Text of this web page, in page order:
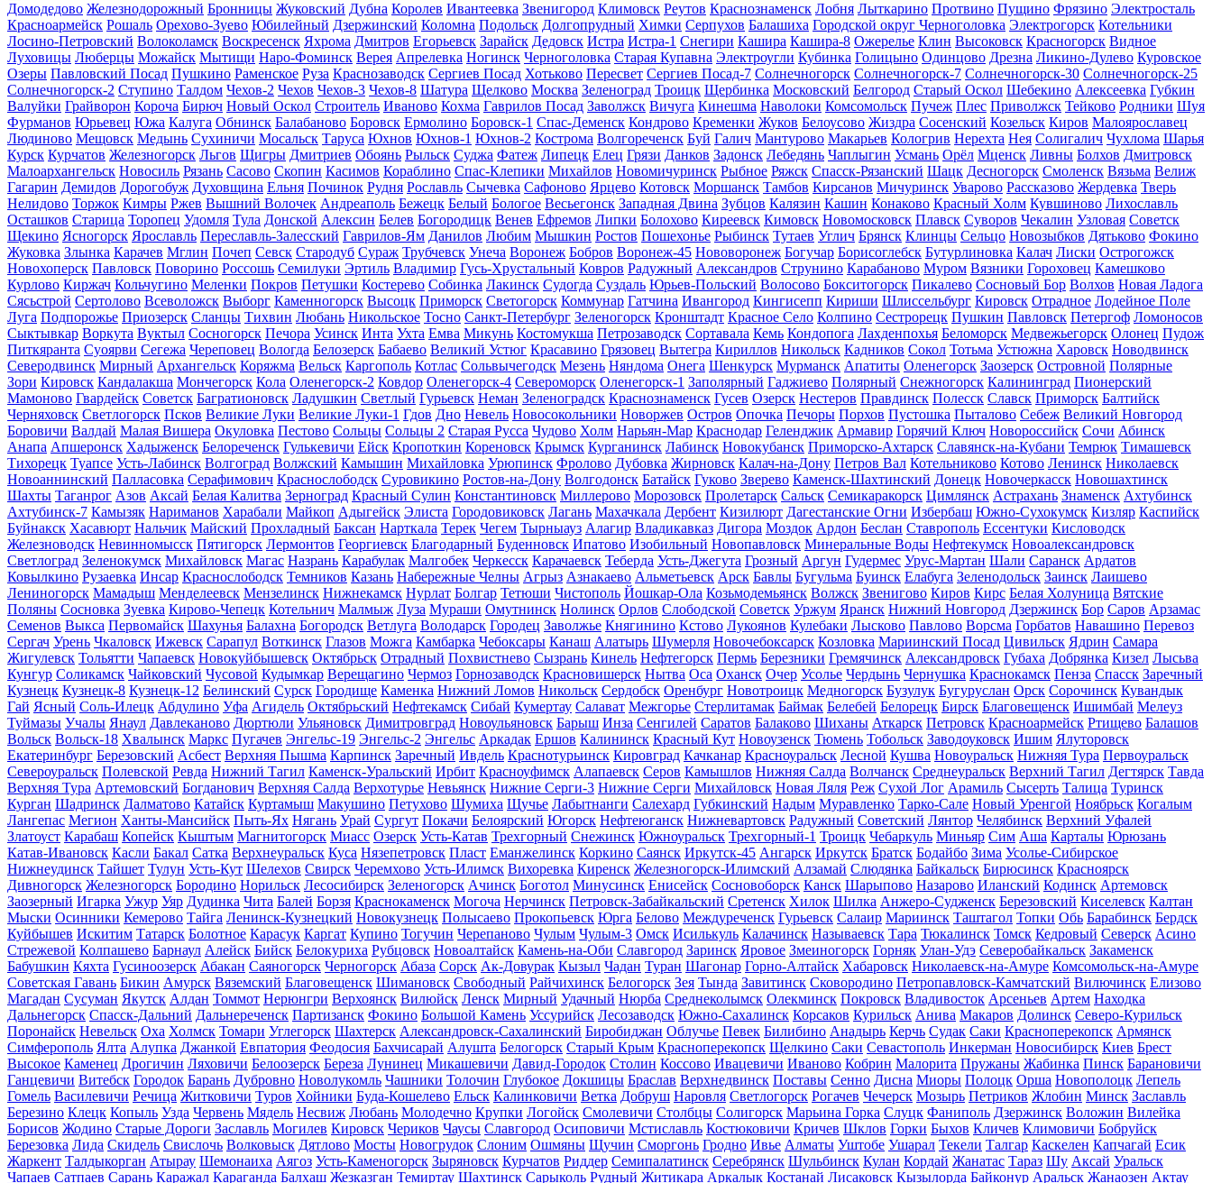
Домодедово Железнодорожный Бронницы Жуковский Дубна Королев Ивантеевка Звенигород Климовск Реутов Краснознаменск Лобня Лыткарино Протвино Пущино Фрязино Электросталь
Красноармейск Рошаль Орехово-Зуево Юбилейный Дзержинский Коломна Подольск Долгопрудный Химки Серпухов Балашиха Городской округ Черноголовка Электрогорск Котельники
Лосино-Петровский Волоколамск Воскресенск Яхрома Дмитров Егорьевск Зарайск Дедовск Истра Истра-1 Снегири Кашира Кашира-8 Ожерелье Клин Высоковск Красногорск Видное
Луховицы Люберцы Можайск Мытищи Наро-Фоминск Верея Апрелевка Ногинск Черноголовка Старая Купавна Электроугли Кубинка Голицыно Одинцово Дрезна Ликино-Дулево Куровское
Озеры Павловский Посад Пушкино Раменское Руза Краснозаводск Сергиев Посад Хотьково Пересвет Сергиев Посад-7 Солнечногорск Солнечногорск-7 Солнечногорск-30 Солнечногорск-25
Солнечногорск-2 Ступино Талдом Чехов-2 Чехов Чехов-3 Чехов-8 Шатура Щелково Москва Зеленоград Троицк Щербинка Московский Белгород Старый Оскол Шебекино Алексеевка Губкин
Валуйки Грайворон Короча Бирюч Новый Оскол Строитель Иваново Кохма Гаврилов Посад Заволжск Вичуга Кинешма Наволоки Комсомольск Пучеж Плес Приволжск Тейково Родники Шуя
Фурманов Юрьевец Южа Калуга Обнинск Балабаново Боровск Ермолино Боровск-1 Спас-Деменск Кондрово Кременки Жуков Белоусово Жиздра Сосенский Козельск Киров Малоярославец
Людиново Мещовск Медынь Сухиничи Мосальск Таруса Юхнов Юхнов-1 Юхнов-2 Кострома Волгореченск Буй Галич Мантурово Макарьев Кологрив Нерехта Нея Солигалич Чухлома Шарья
Курск Курчатов Железногорск Льгов Щигры Дмитриев Обоянь Рыльск Суджа Фатеж Липецк Елец Грязи Данков Задонск Лебедянь Чаплыгин Усмань Орёл Мценск Ливны Болхов Дмитровск
Малоархангельск Новосиль Рязань Сасово Скопин Касимов Кораблино Спас-Клепики Михайлов Новомичуринск Рыбное Ряжск Спасск-Рязанский Шацк Десногорск Смоленск Вязьма Велиж
Гагарин Демидов Дорогобуж Духовщина Ельня Починок Рудня Рославль Сычевка Сафоново Ярцево Котовск Моршанск Тамбов Кирсанов Мичуринск Уварово Рассказово Жердевка Тверь
Нелидово Торжок Кимры Ржев Вышний Волочек Андреаполь Бежецк Белый Бологое Весьегонск Западная Двина Зубцов Калязин Кашин Конаково Красный Холм Кувшиново Лихославль
Осташков Старица Торопец Удомля Тула Донской Алексин Белев Богородицк Венев Ефремов Липки Болохово Киреевск Кимовск Новомосковск Плавск Суворов Чекалин Узловая Советск
Щекино Ясногорск Ярославль Переславль-Залесский Гаврилов-Ям Данилов Любим Мышкин Ростов Пошехонье Рыбинск Тутаев Углич Брянск Клинцы Сельцо Новозыбков Дятьково Фокино
Жуковка Злынка Карачев Мглин Почеп Севск Стародуб Сураж Трубчевск Унеча Воронеж Бобров Воронеж-45 Нововоронеж Богучар Борисоглебск Бутурлиновка Калач Лиски Острогожск
Новохоперск Павловск Поворино Россошь Семилуки Эртиль Владимир Гусь-Хрустальный Ковров Радужный Александров Струнино Карабаново Муром Вязники Гороховец Камешково
Курлово Киржач Кольчугино Меленки Покров Петушки Костерево Собинка Лакинск Судогда Суздаль Юрьев-Польский Волосово Бокситогорск Пикалево Сосновый Бор Волхов Новая Ладога
Сясьстрой Сертолово Всеволожск Выборг Каменногорск Высоцк Приморск Светогорск Коммунар Гатчина Ивангород Кингисепп Кириши Шлиссельбург Кировск Отрадное Лодейное Поле
Луга Подпорожье Приозерск Сланцы Тихвин Любань Никольское Тосно Санкт-Петербург Зеленогорск Кронштадт Красное Село Колпино Сестрорецк Пушкин Павловск Петергоф Ломоносов
Сыктывкар Воркута Вуктыл Сосногорск Печора Усинск Инта Ухта Емва Микунь Костомукша Петрозаводск Сортавала Кемь Кондопога Лахденпохья Беломорск Медвежьегорск Олонец Пудож
Питкяранта Суоярви Сегежа Череповец Вологда Белозерск Бабаево Великий Устюг Красавино Грязовец Вытегра Кириллов Никольск Кадников Сокол Тотьма Устюжна Харовск Новодвинск
Северодвинск Мирный Архангельск Коряжма Вельск Каргополь Котлас Сольвычегодск Мезень Няндома Онега Шенкурск Мурманск Апатиты Оленегорск Заозерск Островной Полярные
Зори Кировск Кандалакша Мончегорск Кола Оленегорск-2 Ковдор Оленегорск-4 Североморск Оленегорск-1 Заполярный Гаджиево Полярный Снежногорск Калининград Пионерский
Мамоново Гвардейск Советск Багратионовск Ладушкин Светлый Гурьевск Неман Зеленоградск Краснознаменск Гусев Озерск Нестеров Правдинск Полесск Славск Приморск Балтийск
Черняховск Светлогорск Псков Великие Луки Великие Луки-1 Гдов Дно Невель Новосокольники Новоржев Остров Опочка Печоры Порхов Пустошка Пыталово Себеж Великий Новгород
Боровичи Валдай Малая Вишера Окуловка Пестово Сольцы Сольцы 2 Старая Русса Чудово Холм Нарьян-Мар Краснодар Геленджик Армавир Горячий Ключ Новороссийск Сочи Абинск
Анапа Апшеронск Хадыженск Белореченск Гулькевичи Ейск Кропоткин Кореновск Крымск Курганинск Лабинск Новокубанск Приморско-Ахтарск Славянск-на-Кубани Темрюк Тимашевск
Тихорецк Туапсе Усть-Лабинск Волгоград Волжский Камышин Михайловка Урюпинск Фролово Дубовка Жирновск Калач-на-Дону Петров Вал Котельниково Котово Ленинск Николаевск
Новоаннинский Палласовка Серафимович Краснослободск Суровикино Ростов-на-Дону Волгодонск Батайск Гуково Зверево Каменск-Шахтинский Донецк Новочеркасск Новошахтинск
Шахты Таганрог Азов Аксай Белая Калитва Зерноград Красный Сулин Константиновск Миллерово Морозовск Пролетарск Сальск Семикаракорск Цимлянск Астрахань Знаменск Ахтубинск
Ахтубинск-7 Камызяк Нариманов Харабали Майкоп Адыгейск Элиста Городовиковск Лагань Махачкала Дербент Кизилюрт Дагестанские Огни Избербаш Южно-Сухокумск Кизляр Каспийск
Буйнакск Хасавюрт Нальчик Майский Прохладный Баксан Нарткала Терек Чегем Тырныауз Алагир Владикавказ Дигора Моздок Ардон Беслан Ставрополь Ессентуки Кисловодск
Железноводск Невинномысск Пятигорск Лермонтов Георгиевск Благодарный Буденновск Ипатово Изобильный Новопавловск Минеральные Воды Нефтекумск Новоалександровск
Светлоград Зеленокумск Михайловск Магас Назрань Карабулак Малгобек Черкесск Карачаевск Теберда Усть-Джегута Грозный Аргун Гудермес Урус-Мартан Шали Саранск Ардатов
Ковылкино Рузаевка Инсар Краснослободск Темников Казань Набережные Челны Агрыз Азнакаево Альметьевск Арск Бавлы Бугульма Буинск Елабуга Зеленодольск Заинск Лаишево
Лениногорск Мамадыш Менделеевск Мензелинск Нижнекамск Нурлат Болгар Тетюши Чистополь Йошкар-Ола Козьмодемьянск Волжск Звенигово Киров Кирс Белая Холуница Вятские
Поляны Сосновка Зуевка Кирово-Чепецк Котельнич Малмыж Луза Мураши Омутнинск Нолинск Орлов Слободской Советск Уржум Яранск Нижний Новгород Дзержинск Бор Саров Арзамас
Семенов Выкса Первомайск Шахунья Балахна Богородск Ветлуга Володарск Городец Заволжье Княгинино Кстово Лукоянов Кулебаки Лысково Павлово Ворсма Горбатов Навашино Перевоз
Сергач Урень Чкаловск Ижевск Сарапул Воткинск Глазов Можга Камбарка Чебоксары Канаш Алатырь Шумерля Новочебоксарск Козловка Мариинский Посад Цивильск Ядрин Самара
Жигулевск Тольятти Чапаевск Новокуйбышевск Октябрьск Отрадный Похвистнево Сызрань Кинель Нефтегорск Пермь Березники Гремячинск Александровск Губаха Добрянка Кизел Лысьва
Кунгур Соликамск Чайковский Чусовой Кудымкар Верещагино Чермоз Горнозаводск Красновишерск Нытва Оса Оханск Очер Усолье Чердынь Чернушка Краснокамск Пенза Спасск Заречный
Кузнецк Кузнецк-8 Кузнецк-12 Белинский Сурск Городище Каменка Нижний Ломов Никольск Сердобск Оренбург Новотроицк Медногорск Бузулук Бугуруслан Орск Сорочинск Кувандык
Гай Ясный Соль-Илецк Абдулино Уфа Агидель Октябрьский Нефтекамск Сибай Кумертау Салават Межгорье Стерлитамак Баймак Белебей Белорецк Бирск Благовещенск Ишимбай Мелеуз
Туймазы Учалы Янаул Давлеканово Дюртюли Ульяновск Димитровград Новоульяновск Барыш Инза Сенгилей Саратов Балаково Шиханы Аткарск Петровск Красноармейск Ртищево Балашов
Вольск Вольск-18 Хвалынск Маркс Пугачев Энгельс-19 Энгельс-2 Энгельс Аркадак Ершов Калининск Красный Кут Новоузенск Тюмень Тобольск Заводоуковск Ишим Ялуторовск
Екатеринбург Березовский Асбест Верхняя Пышма Карпинск Заречный Ивдель Краснотурьинск Кировград Качканар Красноуральск Лесной Кушва Новоуральск Нижняя Тура Первоуральск
Североуральск Полевской Ревда Нижний Тагил Каменск-Уральский Ирбит Красноуфимск Алапаевск Серов Камышлов Нижняя Салда Волчанск Среднеуральск Верхний Тагил Дегтярск Тавда
Верхняя Тура Артемовский Богданович Верхняя Салда Верхотурье Невьянск Нижние Серги-3 Нижние Серги Михайловск Новая Ляля Реж Сухой Лог Арамиль Сысерть Талица Туринск
Курган Шадринск Далматово Катайск Куртамыш Макушино Петухово Шумиха Щучье Лабытнанги Салехард Губкинский Надым Муравленко Тарко-Сале Новый Уренгой Ноябрьск Когалым
Лангепас Мегион Ханты-Мансийск Пыть-Ях Нягань Урай Сургут Покачи Белоярский Югорск Нефтеюганск Нижневартовск Радужный Советский Лянтор Челябинск Верхний Уфалей
Златоуст Карабаш Копейск Кыштым Магнитогорск Миасс Озерск Усть-Катав Трехгорный Снежинск Южноуральск Трехгорный-1 Троицк Чебаркуль Миньяр Сим Аша Карталы Юрюзань
Катав-Ивановск Касли Бакал Сатка Верхнеуральск Куса Нязепетровск Пласт Еманжелинск Коркино Саянск Иркутск-45 Ангарск Иркутск Братск Бодайбо Зима Усолье-Сибирское
Нижнеудинск Тайшет Тулун Усть-Кут Шелехов Свирск Черемхово Усть-Илимск Вихоревка Киренск Железногорск-Илимский Алзамай Слюдянка Байкальск Бирюсинск Красноярск
Дивногорск Железногорск Бородино Норильск Лесосибирск Зеленогорск Ачинск Боготол Минусинск Енисейск Сосновоборск Канск Шарыпово Назарово Иланский Кодинск Артемовск
Заозерный Игарка Ужур Уяр Дудинка Чита Балей Борзя Краснокаменск Могоча Нерчинск Петровск-Забайкальский Сретенск Хилок Шилка Анжеро-Судженск Березовский Киселевск Калтан
Мыски Осинники Кемерово Тайга Ленинск-Кузнецкий Новокузнецк Полысаево Прокопьевск Юрга Белово Междуреченск Гурьевск Салаир Мариинск Таштагол Топки Обь Барабинск Бердск
Куйбышев Искитим Татарск Болотное Карасук Каргат Купино Тогучин Черепаново Чулым Чулым-3 Омск Исилькуль Калачинск Называевск Тара Тюкалинск Томск Кедровый Северск Асино
Стрежевой Колпашево Барнаул Алейск Бийск Белокуриха Рубцовск Новоалтайск Камень-на-Оби Славгород Заринск Яровое Змеиногорск Горняк Улан-Удэ Северобайкальск Закаменск
Бабушкин Кяхта Гусиноозерск Абакан Саяногорск Черногорск Абаза Сорск Ак-Довурак Кызыл Чадан Туран Шагонар Горно-Алтайск Хабаровск Николаевск-на-Амуре Комсомольск-на-Амуре
Советская Гавань Бикин Амурск Вяземский Благовещенск Шимановск Свободный Райчихинск Белогорск Зея Тында Завитинск Сковородино Петропавловск-Камчатский Вилючинск Елизово
Магадан Сусуман Якутск Алдан Томмот Нерюнгри Верхоянск Вилюйск Ленск Мирный Удачный Нюрба Среднеколымск Олекминск Покровск Владивосток Арсеньев Артем Находка
Дальнегорск Спасск-Дальний Дальнереченск Партизанск Фокино Большой Камень Уссурийск Лесозаводск Южно-Сахалинск Корсаков Курильск Анива Макаров Долинск Северо-Курильск
Поронайск Невельск Оха Холмск Томари Углегорск Шахтерск Александровск-Сахалинский Биробиджан Облучье Певек Билибино Анадырь Керчь Судак Саки Красноперекопск Армянск
Симферополь Ялта Алупка Джанкой Евпатория Феодосия Бахчисарай Алушта Белогорск Старый Крым Красноперекопск Щелкино Саки Севастополь Инкерман Новосибирск Киев Брест
Высокое Каменец Дрогичин Ляховичи Белоозерск Береза Лунинец Микашевичи Давид-Городок Столин Коссово Ивацевичи Иваново Кобрин Малорита Пружаны Жабинка Пинск Барановичи
Ганцевичи Витебск Городок Барань Дубровно Новолукомль Чашники Толочин Глубокое Докшицы Браслав Верхнедвинск Поставы Сенно Дисна Миоры Полоцк Орша Новополоцк Лепель
Гомель Василевичи Речица Житковичи Туров Хойники Буда-Кошелево Ельск Калинковичи Ветка Добруш Наровля Светлогорск Рогачев Чечерск Мозырь Петриков Жлобин Минск Заславль
Березино Клецк Копыль Узда Червень Мядель Несвиж Любань Молодечно Крупки Логойск Смолевичи Столбцы Солигорск Марьина Горка Слуцк Фаниполь Дзержинск Воложин Вилейка
Борисов Жодино Старые Дороги Заславль Могилев Кировск Чериков Чаусы Славгород Осиповичи Мстиславль Костюковичи Кричев Шклов Горки Быхов Кличев Климовичи Бобруйск
Березовка Лида Скидель Свислочь Волковыск Дятлово Мосты Новогрудок Слоним Ошмяны Щучин Сморгонь Гродно Ивье Алматы Уштобе Ушарал Текели Талгар Каскелен Капчагай Есик
Жаркент Талдыкорган Атырау Шемонаиха Аягоз Усть-Каменогорск Зыряновск Курчатов Риддер Семипалатинск Серебрянск Шульбинск Кулан Кордай Жанатас Тараз Шу Аксай Уральск
Чапаев Сатпаев Сарань Каражал Караганда Балхаш Жезказган Темиртау Шахтинск Сарыколь Рудный Житикара Аркалык Костанай Лисаковск Кызылорда Байконур Аральск Жанаозен Актау